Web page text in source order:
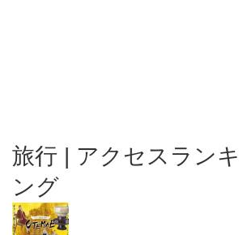
旅行 | アクセスランキ
ング